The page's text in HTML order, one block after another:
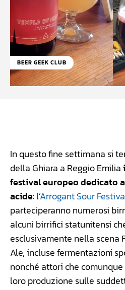
BEER GEEK CLUB
In questo fine settimana si
della Ghiara a Reggio Emilia
festival europeo dedicato
acide: l’Arrogant Sour
parteciperanno numerosi
alcuni birrifici statunitensi
esclusivamente nella scena
Ale, incluse fermentazioni
nonché attori che
loro produzione sulle